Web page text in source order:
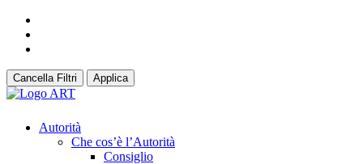
Cancella Filtri Applica
Autorità
Che cos’è l’Autorità
Consiglio